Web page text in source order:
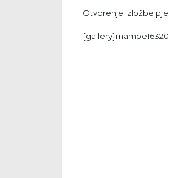
Otvorenje izložbe